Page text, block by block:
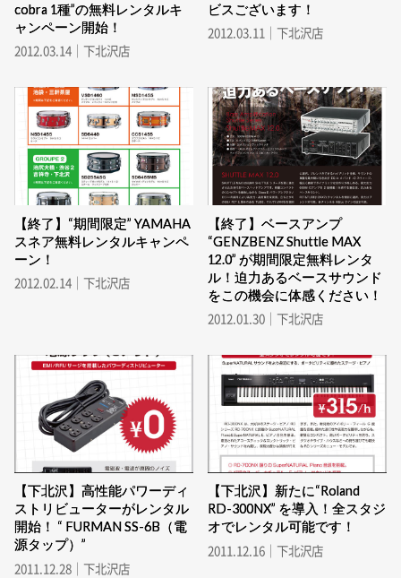
cobra 1種”の無料レンタルキ
ャンペーン開始！
2012.03.14｜下北沢店
ビスございます！
2012.03.11｜下北沢店
【終了】“期間限定” YAMAHA
スネア無料レンタルキャンペ
ーン！
2012.02.14｜下北沢店
【終了】ベースアンプ
“GENZBENZ Shuttle MAX
12.0” が期間限定無料レンタ
ル！迫力あるベースサウンド
をこの機会に体感ください！
2012.01.30｜下北沢店
【下北沢】高性能パワーディ
ストリビューターがレンタル
開始！ “ FURMAN SS-6B（電
源タップ）”
2011.12.28｜下北沢店
【下北沢】新たに“Roland
RD-300NX” を導入！全スタジ
オでレンタル可能です！
2011.12.16｜下北沢店